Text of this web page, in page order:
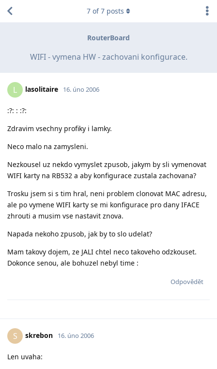
RouterBoard
WIFI - vymena HW - zachovani konfigurace.
7 of7 posts
L lasolitaire 16. úno 2006
:?: : :?:
Zdravim vsechny profiky i lamky.
Neco malo na zamysleni.
Nezkousel uz nekdo vymyslet zpusob, jakym by sli vymenovat
WIFI karty na RB532 a aby konfigurace zustala zachovana?
Trosku jsem si s tim hral, neni problem clonovat MAC adresu,
ale po vymene WIFI karty se mi konfigurace pro dany IFACE
zhrouti a musim vse nastavit znova.
Napada nekoho zpusob, jak by to slo udelat?
Mam takovy dojem, ze JALI chtel neco takoveho odzkouset.
Dokonce senou, ale bohuzel nebyl time :
Odpovědět
S skrebon 16. úno 2006
Len uvaha: